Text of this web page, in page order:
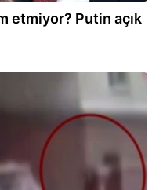
etmiyor? Putin açık